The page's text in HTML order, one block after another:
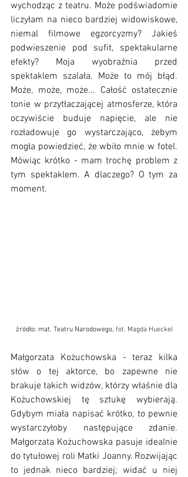
wychodząc z teatru. Może podświadomie
liczyłam na nieco bardziej widowiskowe,
niemal filmowe egzorcyzmy? Jakieś
podwieszenie pod sufit, spektakularne
efekty? Moja wyobraźnia przed
spektaklem szalała. Może to mój błąd.
Może, może, może... Całość ostatecznie
tonie w przytłaczającej atmosferze, która
oczywiście buduje napięcie, ale nie
rozładowuje go wystarczająco, żebym
mogła powiedzieć, że wbiło mnie w fotel.
Mówiąc krótko - mam trochę problem z
tym spektaklem. A dlaczego? O tym za
moment.
źródło: mat. Teatru Narodowego, fot. Magda Hueckel
Małgorzata Kożuchowska - teraz kilka
słów o tej aktorce, bo zapewne nie
brakuje takich widzów, którzy właśnie dla
Kożuchowskiej tę sztukę wybierają.
Gdybym miała napisać krótko, to pewnie
wystarczyłoby następujące zdanie.
Małgorzata Kożuchowska pasuje idealnie
do tytułowej roli Matki Joanny. Rozwijając
to jednak nieco bardziej; widać u niej